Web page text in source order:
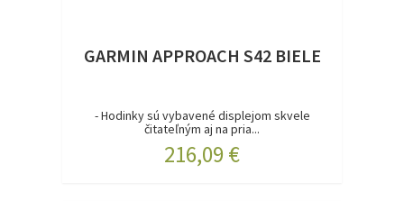
GARMIN APPROACH S42 BIELE
- Hodinky sú vybavené displejom skvele
čitateľným aj na pria...
216,09 €